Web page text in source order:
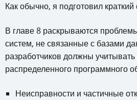
Как обычно, я подготовил
В главе 8 раскрываются
систем, не связанные с базами
разработчиков должны
распределенного программного
Неисправности и частичные